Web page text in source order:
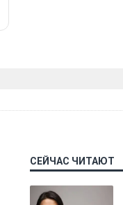
СЕЙЧАС ЧИТАЮТ